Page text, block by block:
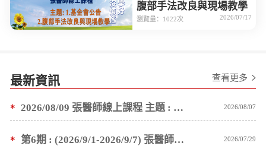
腹部手法改良與現場教學
瀏覽量：1022次 2026/07/17
最新資訊 查看更多
* 2026/08/09 張醫師線上課程 主題 : 褥瘡案例後續追蹤 及按推方法 2026/08/07
* 第6期 : (2026/9/1-2026/9/7) 張醫師親自培訓手法 廣州基礎班7 天錄取名單公告 2026/07/29